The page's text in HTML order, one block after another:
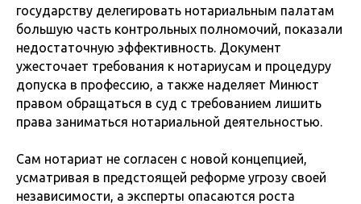
государству делегировать нотариальным палатам
большую часть контрольных полномочий, показали
недостаточную эффективность. Документ
ужесточает требования к нотариусам и процедуру
допуска в профессию, а также наделяет Минюст
правом обращаться в суд с требованием лишить
права заниматься нотариальной деятельностью.
Сам нотариат не согласен с новой концепцией,
усматривая в предстоящей реформе угрозу своей
независимости, а эксперты опасаются роста